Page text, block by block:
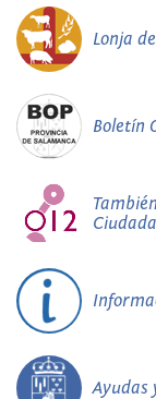
Lonja
Boletín
Ayudas